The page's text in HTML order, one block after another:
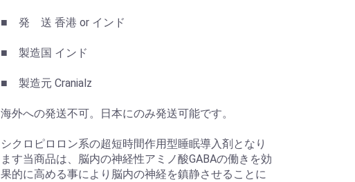
■ 発 送 香港 or インド
■ 製造国 インド
■ 製造元 Cranialz
海外への発送不可。日本にのみ発送可能です。
シクロピロロン系の超短時間作用型睡眠導入剤となり
ます当商品は、脳内の神経性アミノ酸GABAの働きを効
果的に高める事により脳内の神経を鎮静させることに